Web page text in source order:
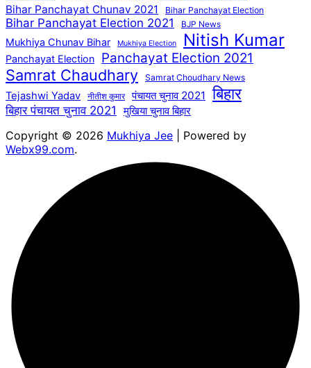
Bihar Panchayat Chunav 2021 Bihar Panchayat Election
Bihar Panchayat Election 2021 BJP News
Mukhiya Chunav Bihar Mukhiya Election Nitish Kumar
Panchayat Election Panchayat Election 2021
Samrat Chaudhary Samrat Choudhary News
Tejashwi Yadav नीतीश कुमार पंचायत चुनाव 2021 बिहार
बिहार पंचायत चुनाव 2021 मुखिया चुनाव बिहार
Copyright © 2026 Mukhiya Jee | Powered by
Webx99.com.